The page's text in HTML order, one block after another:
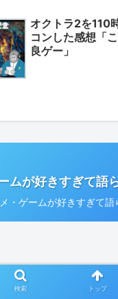
オクトラ2を110
コンした感想「
良ゲー」
ムが好きすぎて語
・ゲームが好きすぎて語
検索 トップ